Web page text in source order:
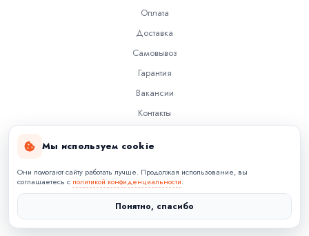
Оплата
Доставка
Самовывоз
Гарантия
Вакансии
Контакты
© 2022 — 2026 B2BCORP. Все права защищены.
Политика конфиденциальности
Мы используем cookie
Они помогают сайту работать лучше. Продолжая использование, вы
соглашаетесь с политикой конфиденциальности.
Понятно, спасибо